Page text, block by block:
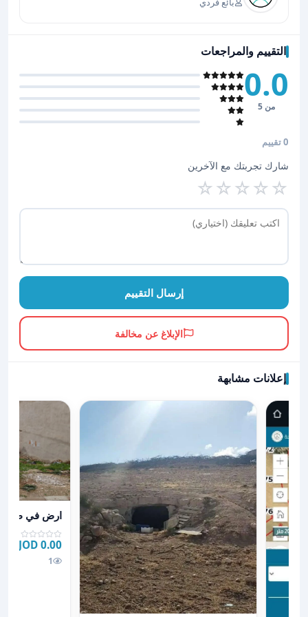
التقييم والمراجعات
0.0
من 5
0 تقييم
شارك تجربتك مع الآخرين
☆
☆
☆
☆
☆
إرسال التقييم
الإبلاغ عن مخالفة
إعلانات مشابهة
عرض تفاصيل
ارض في
0.00 JOD
1